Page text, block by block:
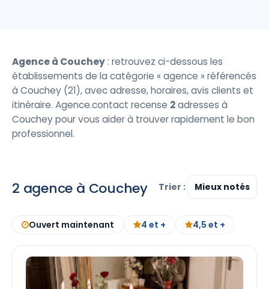
Agence à Couchey: retrouvez ci-dessous les
établissements de la catégorie « agence » référencés
à Couchey (21), avec adresse, horaires, avis clients et
itinéraire. Agence.contact recense 2adresses à
Couchey pour vous aider à trouver rapidement le bon
professionnel.
2 agence à Couchey Trier :
Ouvert maintenant 4 et + 4,5 et +